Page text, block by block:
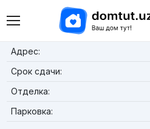
Адрес:
Срок сдачи:
Отделка:
Парковка: